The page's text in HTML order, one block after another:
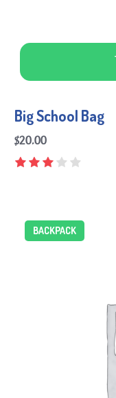
Big School Bag
$20.00
BACKPACK